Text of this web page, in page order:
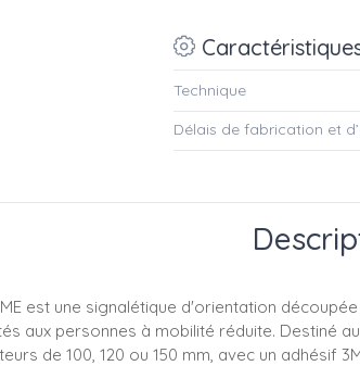
Technique
Délais de fabrication et
est une signalétique d'orientation
aux personnes à mobilité réduite. Destiné
de 100, 120 ou 150 mm, avec un